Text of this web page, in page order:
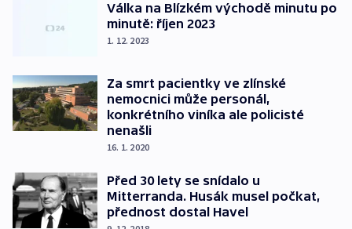
Válka na Blízkém východě minutu po
minutě: říjen 2023
1. 12. 2023
Za smrt pacientky ve zlínské
nemocnici může personál,
konkrétního viníka ale policisté
nenašli
16. 1. 2020
Před 30 lety se snídalo u
Mitterranda. Husák musel počkat,
přednost dostal Havel